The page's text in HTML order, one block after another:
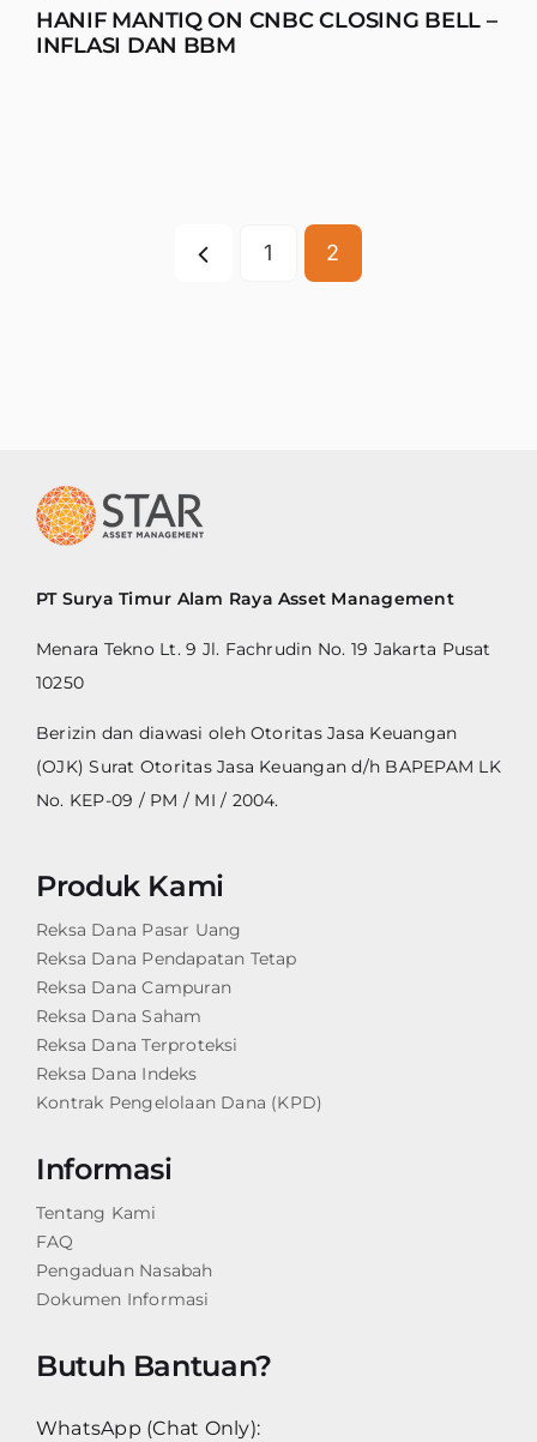
HANIF MANTIQ ON CNBC CLOSING BELL –
INFLASI DAN BBM
1 2
PT Surya Timur Alam Raya Asset Management
Menara Tekno Lt. 9 Jl. Fachrudin No. 19 Jakarta Pusat
10250
Berizin dan diawasi oleh Otoritas Jasa Keuangan
(OJK) Surat Otoritas Jasa Keuangan d/h BAPEPAM LK
No. KEP-09 / PM / MI / 2004.
Produk Kami
Reksa Dana Pasar Uang
Reksa Dana Pendapatan Tetap
Reksa Dana Campuran
Reksa Dana Saham
Reksa Dana Terproteksi
Reksa Dana Indeks
Kontrak Pengelolaan Dana (KPD)
Informasi
Tentang Kami
FAQ
Pengaduan Nasabah
Dokumen Informasi
Butuh Bantuan?
WhatsApp (Chat Only):